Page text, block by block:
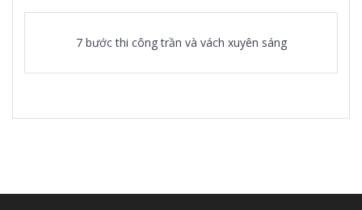
7 bước thi công trần và vách xuyên sáng